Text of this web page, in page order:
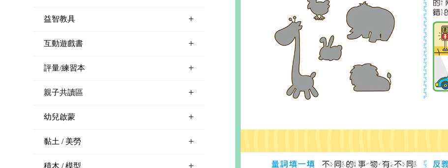
益智教具 +
互動遊戲書 +
評量/練習本 +
親子共讀區 +
幼兒啟蒙 +
黏土 / 美勞 +
積木 / 模型 +